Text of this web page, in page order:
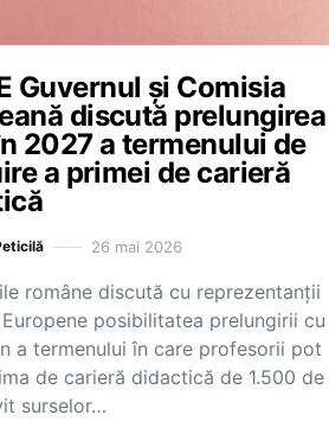
Guvernul și Comisia
discută prelungirea
2027 a termenului de
a primei de carieră
26 mai 2026
române discută cu reprezentanții
posibilitatea prelungirii cu
a termenului în care profesorii pot
de carieră didactică de 1.500 de
surselor…